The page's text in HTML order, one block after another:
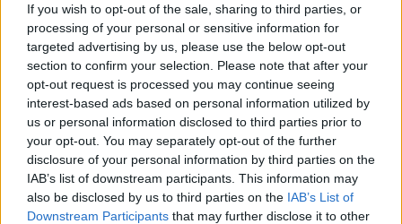
If you wish to opt-out of the sale, sharing to third parties, or
processing of your personal or sensitive information for
targeted advertising by us, please use the below opt-out
section to confirm your selection. Please note that after your
opt-out request is processed you may continue seeing
interest-based ads based on personal information utilized by
us or personal information disclosed to third parties prior to
your opt-out. You may separately opt-out of the further
disclosure of your personal information by third parties on the
IAB’s list of downstream participants. This information may
also be disclosed by us to third parties on the IAB’s List of
Downstream Participants that may further disclose it to other
sikerült egyenlíteni. Ezt követően ugyan megint
megpróbáltak feljebb kapcsolni, de szerencsére ki
tudtuk védekezni a támadásaikat.A szünetben
tudtuk, hogy az első félidő utolsó 30 percére lehet
építeni. Azt a játékot próbáltuk folytatni, mentünk
előre, ennek lett eredménye a gól. Utána a horvátok
egyből szinte hármat cseréltek, friss játékosok
érkeztek. Akkor inkább a védekezésünkön volt a
hangsúly, de azért volt gólszerzési lehetőségünk is. A
lényeg, hogy sikerült gólt szerezni, ez volt az alap.